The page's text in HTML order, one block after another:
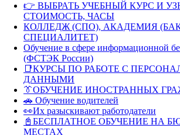
👉 ВЫБРАТЬ УЧЕБНЫЙ КУРС И
СТОИМОСТЬ, ЧАСЫ
КОЛЛЕДЖ (СПО), АКАДЕМИЯ
СПЕЦИАЛИТЕТ)
Обучение в сфере информационной
(ФСТЭК России)
📑КУРСЫ ПО РАБОТЕ С
ДАННЫМИ
👔ОБУЧЕНИЕ ИНОСТРАННЫХ
🚗 Обучение водителей
👀Их разыскивают работодатели
📓БЕСПЛАТНОЕ ОБУЧЕНИЕ НА
МЕСТАХ